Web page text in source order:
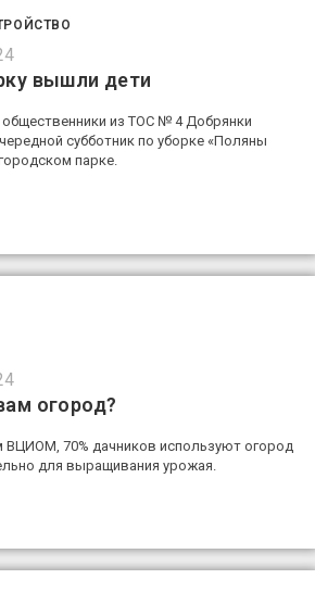
вышли дети
общественники из ТОС № 4 Добрянки
субботник по уборке «Поляны
парке.
огород?
70% дачников используют огород
для выращивания урожая.